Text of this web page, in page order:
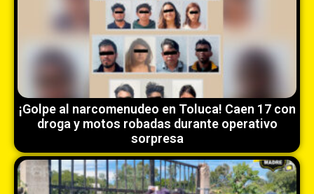
¡Golpe al narcomenudeo en Toluca! Caen 17 con
droga y motos robadas durante operativo
sorpresa